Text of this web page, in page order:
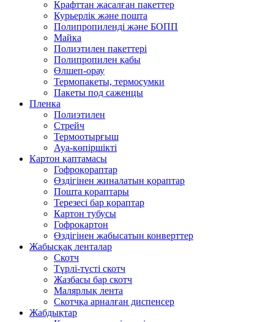
Крафттан жасалған пакеттер
Курьерлік және пошта
Полипропиленді және БОПП
Майка
Полиэтилен пакеттері
Полипропилен қабы
Өлшеп-орау
Термопакеты, термосумки
Пакеты под саженцы
Пленка
Полиэтилен
Стрейч
Термоотырғыш
Ауа-көпіршікті
Картон қаптамасы
Гофроқораптар
Өздігінен жиналатын қораптар
Пошта қораптары
Терезесі бар қораптар
Картон тубусы
Гофрокартон
Өздігінен жабысатын конверттер
Жабысқақ ленталар
Скотч
Түрлі-түсті скотч
Жазбасы бар скотч
Малярлық лента
Скотчқа арналған диспенсер
Жабдықтар